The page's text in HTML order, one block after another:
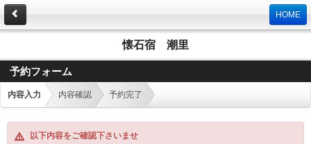
HOME
懐石宿 潮里
予約フォーム
内容入力 内容確認 予約完了
以下内容をご確認下さいませ